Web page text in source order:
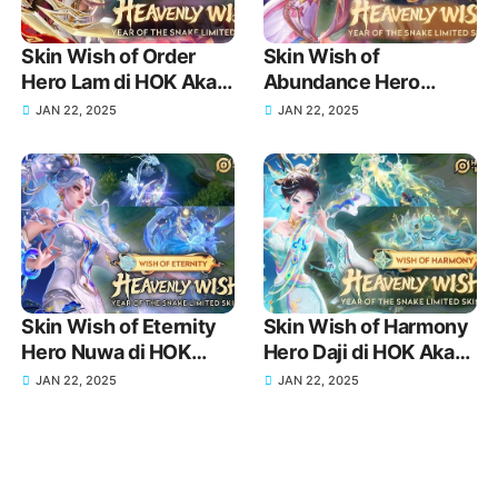
Skin Wish of Order
Hero Lam di HOK Akan
Rilis Tanggal dan
JAN 22, 2025
Skin Wish of
Abundance Hero
Consort Yu di HOK
Detail Lengkap!
JAN 22, 2025
Skin Wish of Eternity
Hero Nuwa di HOK
Akan Rilis Tanggal dan
JAN 22, 2025
Skin Wish of Harmony
Hero Daji di HOK Akan
Rilis Tanggal dan
JAN 22, 2025